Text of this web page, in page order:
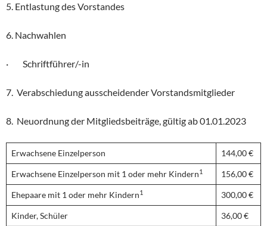
5. Entlastung des Vorstandes
6. Nachwahlen
· Schriftführer/-in
7. Verabschiedung ausscheidender Vorstandsmitglieder
8. Neuordnung der Mitgliedsbeiträge, gültig ab 01.01.2023
Erwachsene Einzelperson 144,00 €
Erwachsene Einzelperson mit 1 oder mehr Kindern1 156,00 €
Ehepaare mit 1 oder mehr Kindern1 300,00 €
Kinder, Schüler 36,00 €